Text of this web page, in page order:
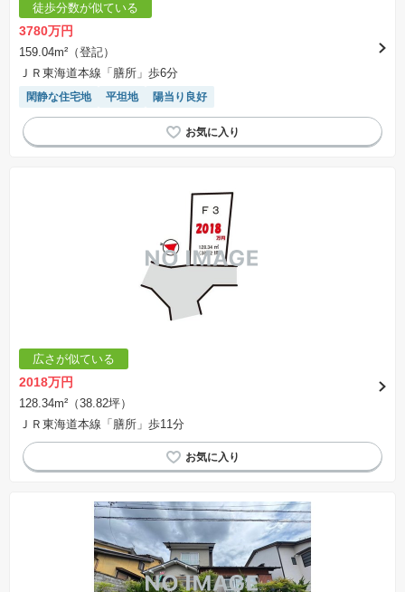
徒歩分数が似ている
3780万円
159.04m²（登記）
ＪＲ東海道本線「膳所」歩6分
閑静な住宅地 平坦地 陽当り良好
広さが似ている
2018万円
128.34m²（38.82坪）
ＪＲ東海道本線「膳所」歩11分